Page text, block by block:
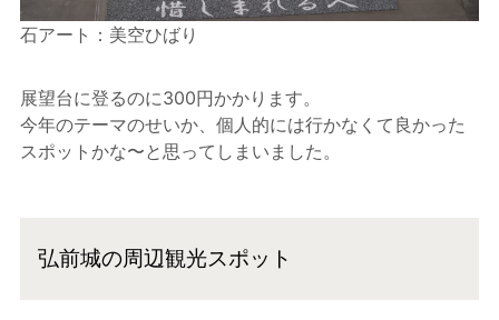
石アート：美空ひばり
展望台に登るのに300円かかります。
今年のテーマのせいか、個人的には行かなくて良かった
スポットかな〜と思ってしまいました。
弘前城の周辺観光スポット